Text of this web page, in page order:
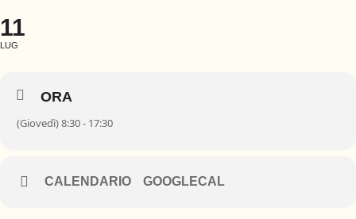
11
LUG
ORA
(Giovedì) 8:30 - 17:30
CALENDARIO GOOGLECAL